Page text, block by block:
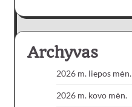
Archyvas
2026 m. liepos mėn.
2026 m. kovo mėn.